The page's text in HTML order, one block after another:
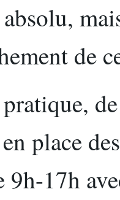
de
place
9h-17h